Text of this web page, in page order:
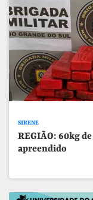
SIRENE
REGIÃO: 60kg
apreendido